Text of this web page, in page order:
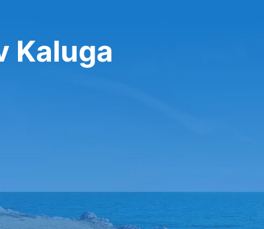
Kaluga